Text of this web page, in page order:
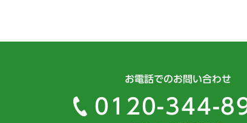
お電話でのお問い合わせ
0120-344-